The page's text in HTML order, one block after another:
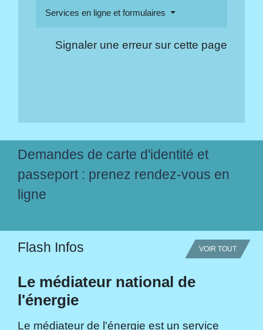
Services en ligne et formulaires
Signaler une erreur sur cette page
Demandes de carte d'identité et
passeport : prenez rendez-vous en
ligne
Flash Infos VOIR TOUT
Le médiateur national de
l'énergie
Le médiateur de l'énergie est un service